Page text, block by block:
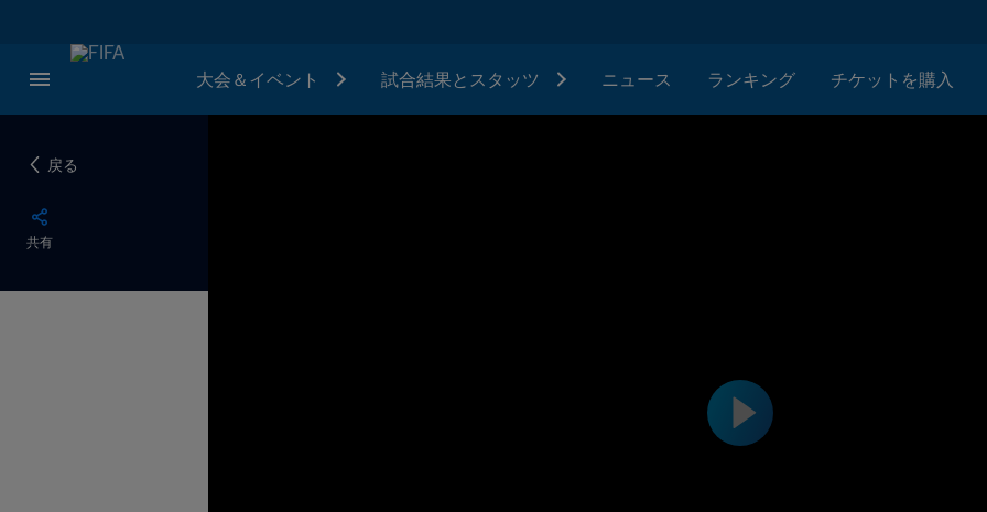
大会＆イベント 試合結果とスタッツ ニュース ランキング チケットを購入
戻る
共有